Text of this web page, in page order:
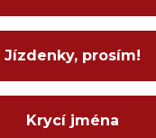
Jízdenky, prosím!
Krycí jména